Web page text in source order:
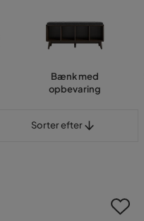
Bænk med
opbevaring
Sorter efter